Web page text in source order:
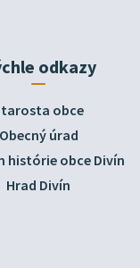
odkazy
obce
Obecný úrad
histórie obce Divín
Hrad Divín